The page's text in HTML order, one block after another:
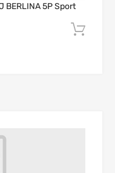
BERLINA 5P Sport